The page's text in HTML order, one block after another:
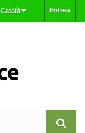
Entreu
Català